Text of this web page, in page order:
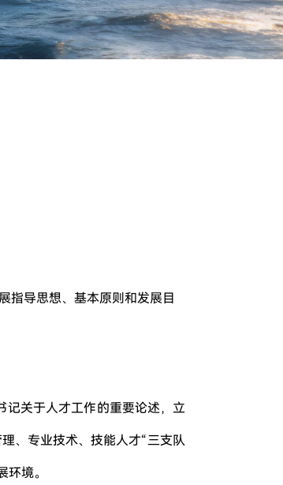
指导思想、基本原则和发展目
记关于人才工作的重要论述，立
、专业技术、技能人才“三支队
境。